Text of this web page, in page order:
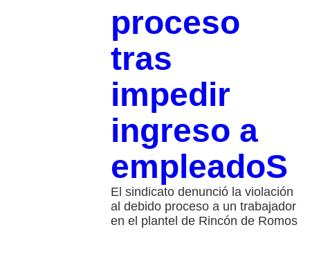
proceso
tras
impedir
ingreso a
empleadoS
El sindicato denunció la violación
al debido proceso a un trabajador
en el plantel de Rincón de Romos